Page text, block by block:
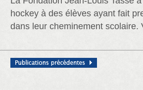
hockey à des élèves ayant fait
dans leur cheminement scolaire.